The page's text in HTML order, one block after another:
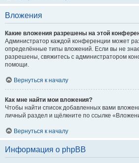
Вложения
Какие вложения разрешены на этой
Администратор каждой конференции может
определённые типы вложений. Если вы не
разрешены, свяжитесь с администратором
помощи.
Вернуться к началу
Как мне найти мои вложения?
Чтобы найти список добавленных вами
личный раздел и щёлкните по ссылке
Вернуться к началу
Информация о phpBB